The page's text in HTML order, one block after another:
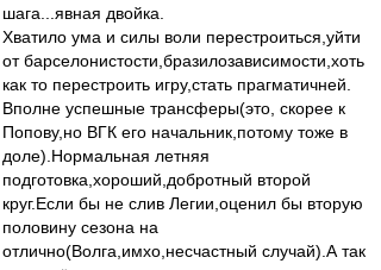
шага...явная двойка.
Хватило ума и силы воли перестроиться,уйти
от барселонистости,бразилозависимости,хоть
как то перестроить игру,стать прагматичней.
Вполне успешные трансферы(это, скорее к
Попову,но ВГК его начальник,потому тоже в
доле).Нормальная летняя
подготовка,хороший,добротный второй
круг.Если бы не слив Легии,оценил бы вторую
половину сезона на
отлично(Волга,имхо,несчастный случай).А так